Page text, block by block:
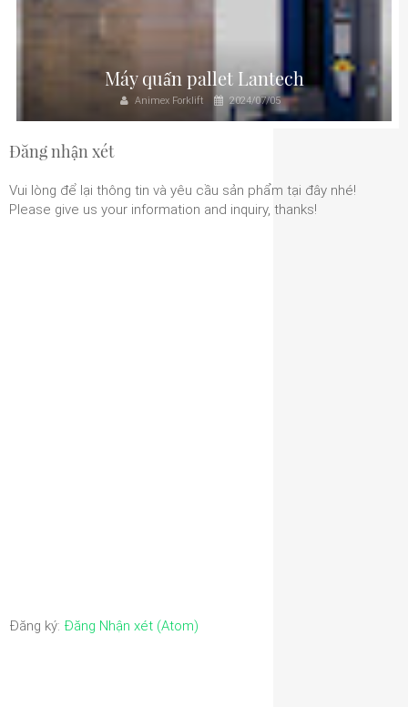
Máy quấn pallet Lantech
Animex Forklift 2024/07/05
Đăng nhận xét
Vui lòng để lại thông tin và yêu cầu sản phẩm tại đây nhé!
Please give us your information and inquiry, thanks!
Đăng ký: Đăng Nhận xét (Atom)